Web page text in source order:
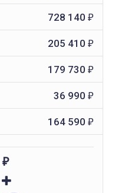
728 140 ₽
205 410 ₽
179 730 ₽
36 990 ₽
164 590 ₽
₽